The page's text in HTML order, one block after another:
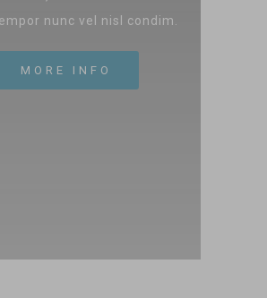
nunc vel nisl condim.
MORE INFO